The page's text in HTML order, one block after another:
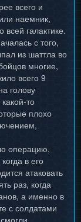
всего и
наемник,
всей галактике.
с того,
из шаттла во
многие,
всего 9
голову
то
плохо
операцию,
в его
атаковать
раз, когда
а именно в
с солдатами